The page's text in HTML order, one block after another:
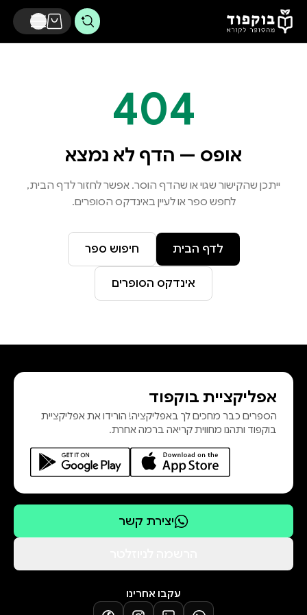
דלג לתוכן הראשי
404
אופס — הדף לא נמצא
ייתכן שהקישור שגוי או שהדף הוסר. אפשר לחזור לדף הבית,
לחפש ספר או לעיין באינדקס הסופרים.
לדף הבית חיפוש ספר
אינדקס הסופרים
אפליקציית בוקפוד
הספרים כבר מחכים לך באפליקציה! הורידו את אפליקציית
בוקפוד ותהנו מחווית קריאה ברמה אחרת.
יצירת קשר
עקבו אחרינו